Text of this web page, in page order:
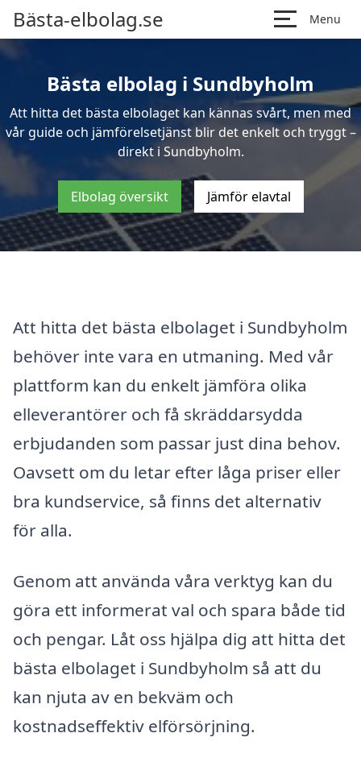
Bästa-elbolag.se Menu
Bästa elbolag i Sundbyholm
Att hitta det bästa elbolaget kan kännas svårt, men med
vår guide och jämförelsetjänst blir det enkelt och tryggt –
direkt i Sundbyholm.
Elbolag översikt Jämför elavtal
Att hitta det bästa elbolaget i Sundbyholm
behöver inte vara en utmaning. Med vår
plattform kan du enkelt jämföra olika
elleverantörer och få skräddarsydda
erbjudanden som passar just dina behov.
Oavsett om du letar efter låga priser eller
bra kundservice, så finns det alternativ
för alla.
Genom att använda våra verktyg kan du
göra ett informerat val och spara både tid
och pengar. Låt oss hjälpa dig att hitta det
bästa elbolaget i Sundbyholm så att du
kan njuta av en bekväm och
kostnadseffektiv elförsörjning.